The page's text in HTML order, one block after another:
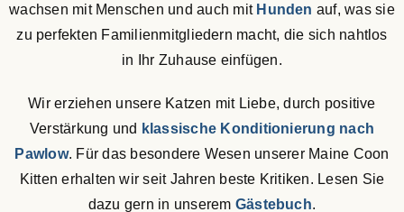
wachsen mit Menschen und auch mit Hunden auf, was sie
zu perfekten Familienmitgliedern macht, die sich nahtlos
in Ihr Zuhause einfügen.
Wir erziehen unsere Katzen mit Liebe, durch positive
Verstärkung und klassische Konditionierung nach
Pawlow. Für das besondere Wesen unserer Maine Coon
Kitten erhalten wir seit Jahren beste Kritiken. Lesen Sie
dazu gern in unserem Gästebuch.